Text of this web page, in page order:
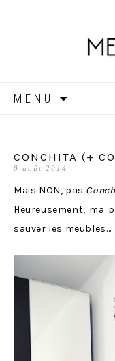
MENU
CONCHITA (+
8 août 2014
Mais NON, pas
Heureusement, ma
sauver les meubles…